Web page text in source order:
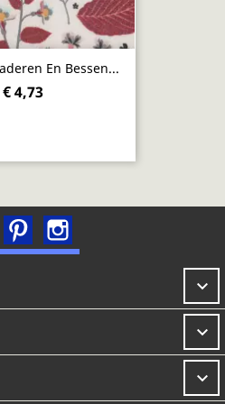
En Bessen...
€ 4,73
FacebookPinterest


